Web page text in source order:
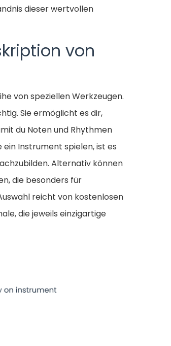
dieser wertvollen
von
von speziellen Werkzeugen.
Sie ermöglicht es dir,
du Noten und Rhythmen
ein Instrument spielen, ist es
Alternativ können
die besonders für
reicht von kostenlosen
die jeweils einzigartige